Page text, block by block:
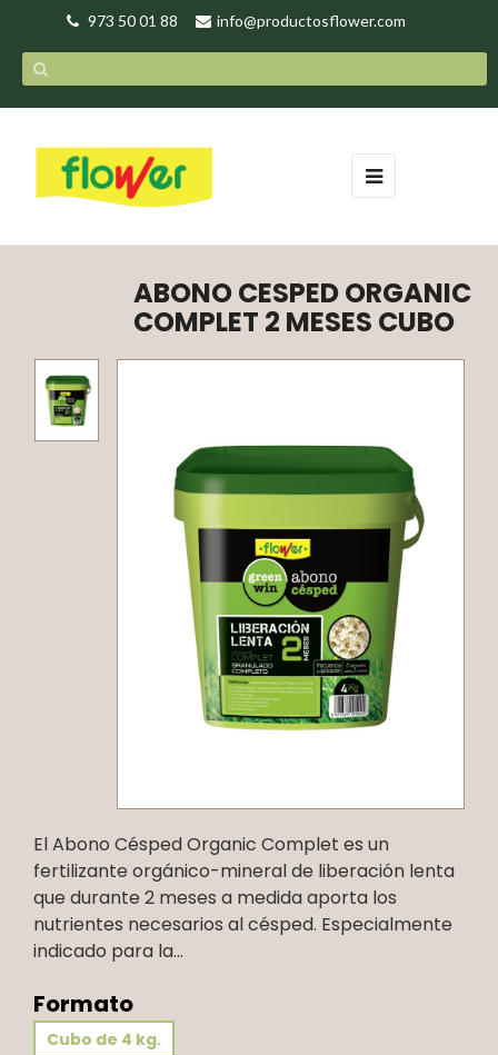
973 50 01 88 info@productosflower.com
Navegación
de
☰
ABONO CESPED ORGANIC
COMPLET 2 MESES CUBO
El Abono Césped Organic Complet es un
fertilizante orgánico-mineral de liberación lenta
que durante 2 meses a medida aporta los
nutrientes necesarios al césped. Especialmente
indicado para la...
Formato
Cubo de 4 kg.